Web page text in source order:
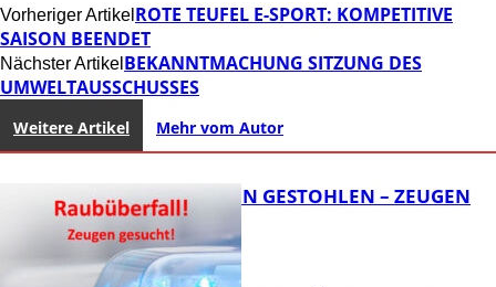
Vorheriger Artikel ROTE TEUFEL E-SPORT: KOMPETITIVE
SAISON BEENDET
Nächster Artikel BEKANNTMACHUNG SITZUNG DES
UMWELTAUSSCHUSSES
Weitere Artikel Mehr vom Autor
TEURE KETTEN GESTOHLEN – ZEUGEN
GESUCHT!